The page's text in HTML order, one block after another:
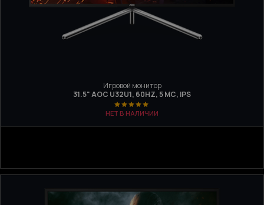
Игровой монитор
31.5" AOC U32U1, 60HZ, 5 МС, IPS
НЕТ В НАЛИЧИИ